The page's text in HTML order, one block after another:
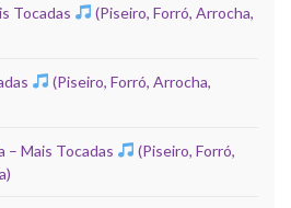
Tocadas
(Piseiro, Forró, Arrocha,
(Piseiro, Forró, Arrocha,
– Mais Tocadas
(Piseiro, Forró,